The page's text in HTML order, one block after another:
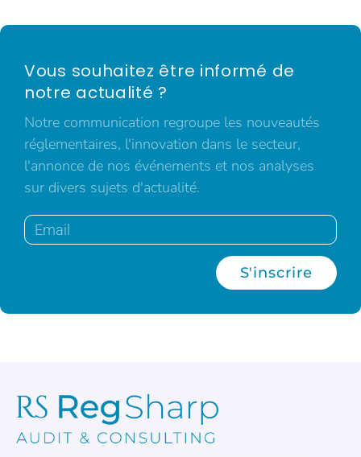
Vous souhaitez être informé de
notre actualité ?
Notre communication regroupe les nouveautés
réglementaires, l'innovation dans le secteur,
l'annonce de nos événements et nos analyses
sur divers sujets d'actualité.
S'inscrire